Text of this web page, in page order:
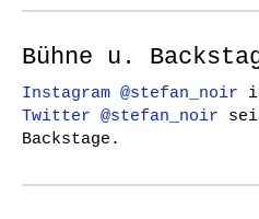
Bühne u.
Instagram @stefan_noir
Twitter @stefan_noir
Backstage.